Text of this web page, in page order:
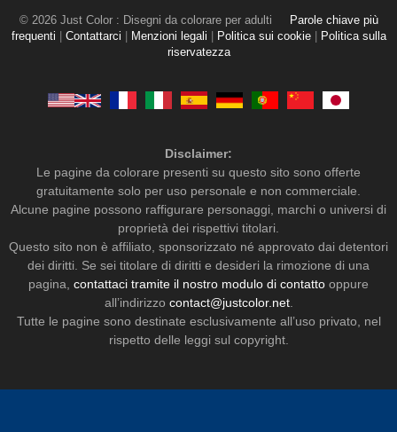
© 2026 Just Color : Disegni da colorare per adulti
Parole chiave più
frequenti
Contattarci Menzioni legali Politica sui cookie
Politica sulla
riservatezza
Disclaimer:
Le pagine da colorare presenti su questo sito sono offerte
gratuitamente solo per uso personale e non commerciale.
Alcune pagine possono raffigurare personaggi, marchi o universi di
proprietà dei rispettivi titolari.
Questo sito non è affiliato, sponsorizzato né approvato dai detentori
dei diritti. Se sei titolare di diritti e desideri la rimozione di una
pagina, contattaci tramite il nostro modulo di contatto oppure
all’indirizzo contact@justcolor.net.
Tutte le pagine sono destinate esclusivamente all’uso privato, nel
rispetto delle leggi sul copyright.